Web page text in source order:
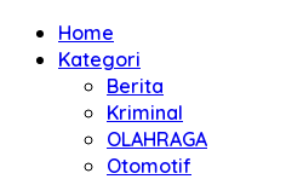
Home
Kategori
Berita
Kriminal
OLAHRAGA
Otomotif